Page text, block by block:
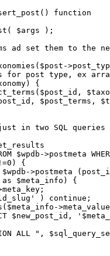
function
$args );
ad set them to the
for post type, ex
{
$post_terms,
in two SQL queries
$wpdb->postmeta
{
>postmeta
$meta_info) {
) continue;
$new_post_id,
ALL ",